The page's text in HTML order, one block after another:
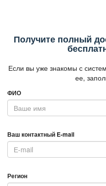
Получите полный
Если вы уже знакомы с
ее,
ФИО
аш контактный E-mail
Регион